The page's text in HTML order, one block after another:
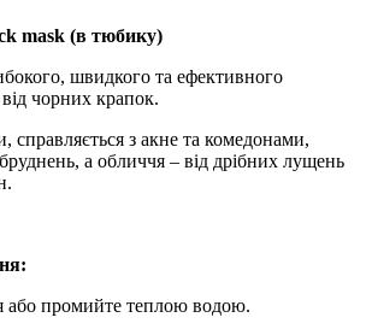
mask (в тюбику)
швидкого та ефективного
чорних крапок.
справляється з акне та комедонами,
а обличчя – від дрібних лущень
або промийте теплою водою.